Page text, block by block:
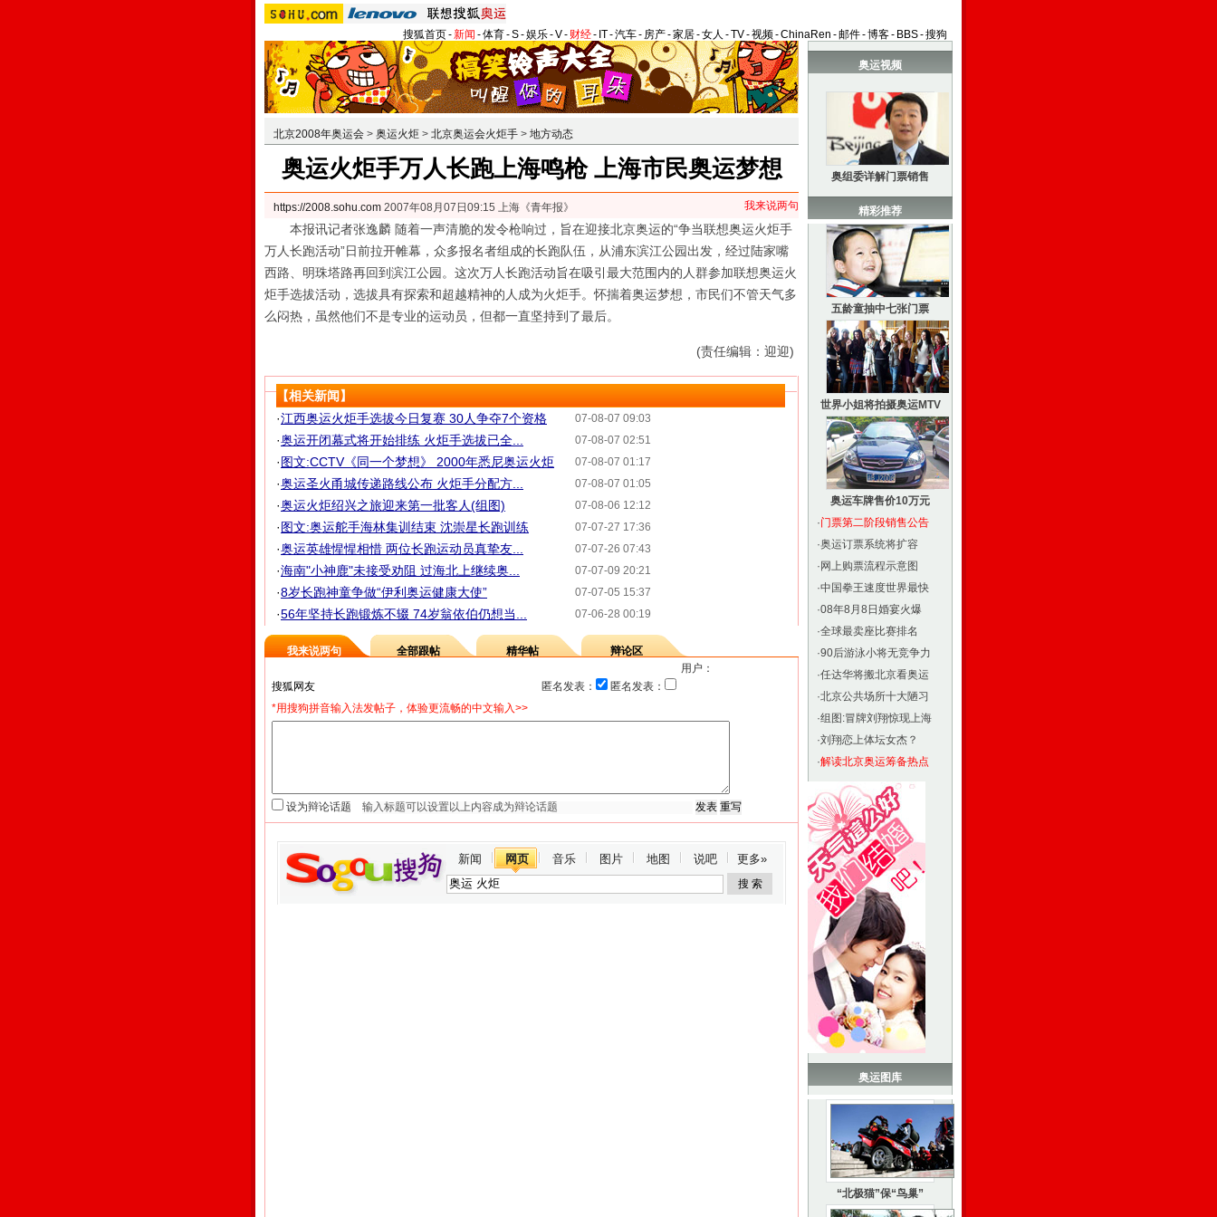
搜狐首页-新闻 -体育-S-娱乐-V- 财经- IT-汽车- 房产-家居-女人 -TV-视频-ChinaRen -邮件-博客- BBS-搜狗
北京2008年奥运会 > 奥运火炬 > 北京奥运会火炬手 > 地方动态
奥运火炬手万人长跑上海鸣枪 上海市民奥运梦想
https://2008.sohu.com 2007年08月07日09:15 上海《青年报》 我来说两句
本报讯记者张逸麟 随着一声清脆的发令枪响过，旨在迎接北京奥运的“争当联想奥运火炬手
万人长跑活动”日前拉开帷幕，众多报名者组成的长跑队伍，从浦东滨江公园出发，经过陆家嘴
西路、明珠塔路再回到滨江公园。这次万人长跑活动旨在吸引最大范围内的人群参加联想奥运火
炬手选拔活动，选拔具有探索和超越精神的人成为火炬手。怀揣着奥运梦想，市民们不管天气多
么闷热，虽然他们不是专业的运动员，但都一直坚持到了最后。
(责任编辑：迎迎)
【相关新闻】
07-08-07 09:03
·江西奥运火炬手选拔今日复赛 30人争夺7个资格
07-08-07 02:51
·奥运开闭幕式将开始排练 火炬手选拔已全...
07-08-07 01:17
·图文:CCTV《同一个梦想》 2000年悉尼奥运火炬
07-08-07 01:05
·奥运圣火甬城传递路线公布 火炬手分配方...
07-08-06 12:12
·奥运火炬绍兴之旅迎来第一批客人(组图)
07-07-27 17:36
·图文:奥运舵手海林集训结束 沈崇星长跑训练
07-07-26 07:43
·奥运英雄惺惺相惜 两位长跑运动员真挚友...
07-07-09 20:21
·海南"小神鹿"未接受劝阻 过海北上继续奥...
07-07-05 15:37
·8岁长跑神童争做“伊利奥运健康大使”
07-06-28 00:19
·56年坚持长跑锻炼不辍 74岁翁依伯仍想当...
我来说两句 全部跟帖 精华帖
辩论区
用户：
匿名发表：
匿名发表：
*用搜狗拼音输入法发帖子，体验更流畅的中文输入>>
设为辩论话题
新闻 网页 音乐 图片 地图 说吧 更多»
奥运视频
奥组委详解门票销售
精彩推荐
五龄童抽中七张门票
世界小姐将拍摄奥运MTV
奥运车牌售价10万元
·门票第二阶段销售公告
·奥运订票系统将扩容
· 网上购票流程示意图
·中国拳王速度世界最快
·08年8月8日婚宴火爆
·全球最卖座比赛排名
·90后游泳小将无竞争力
·任达华将搬北京看奥运
·北京公共场所十大陋习
·组图:冒牌刘翔惊现上海
·刘翔恋上体坛女杰？
·解读北京奥运筹备热点
奥运图库
“北极猫”保“鸟巢”